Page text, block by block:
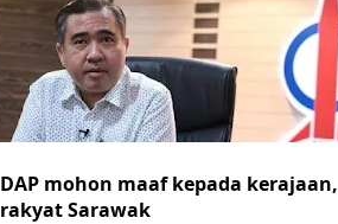
DAP mohon maaf kepada kerajaan,
rakyat Sarawak